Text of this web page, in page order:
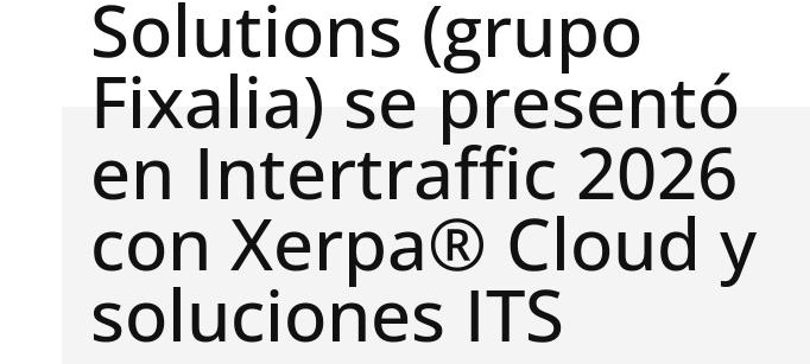
Solutions (grupo
Fixalia) se presentó
en Intertraffic 2026
con Xerpa® Cloud y
soluciones ITS